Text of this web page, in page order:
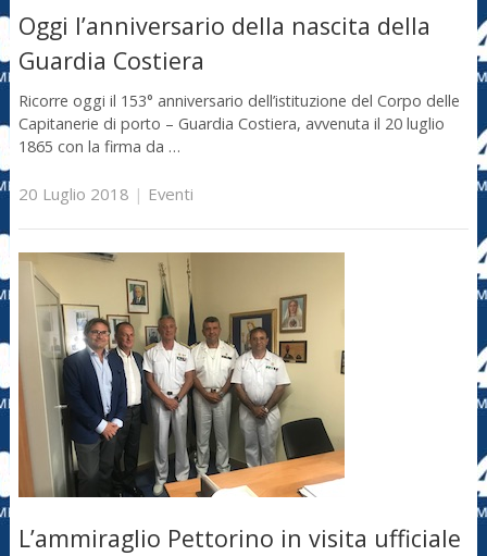
Oggi l’anniversario della nascita della
Guardia Costiera
Ricorre oggi il 153° anniversario dell’istituzione del Corpo delle
Capitanerie di porto – Guardia Costiera, avvenuta il 20 luglio
1865 con la firma da …
20 Luglio 2018 | Eventi
L’ammiraglio Pettorino in visita ufficiale